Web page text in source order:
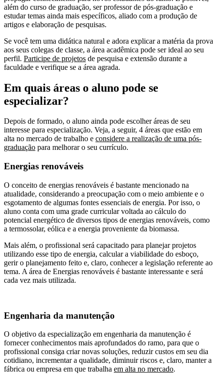
além do curso de graduação, ser professor de pós-graduação e
estudar temas ainda mais específicos, aliado com a produção de
artigos e elaboração de pesquisas.
Se você tem uma didática natural e adora explicar a matéria da prova
aos seus colegas de classe, a área acadêmica pode ser ideal ao seu
perfil. Participe de projetos de pesquisa e extensão durante a
faculdade e verifique se a área agrada.
Em quais áreas o aluno pode se
especializar?
Depois de formado, o aluno ainda pode escolher áreas de seu
interesse para especialização. Veja, a seguir, 4 áreas que estão em
alta no mercado de trabalho e considere a realização de uma pós-
graduação para melhorar o seu currículo.
Energias renováveis
O conceito de energias renováveis é bastante mencionado na
atualidade, considerando a preocupação com o meio ambiente e o
esgotamento de algumas fontes essenciais de energia. Por isso, o
aluno conta com uma grade curricular voltada ao cálculo do
potencial energético de diversos tipos de energias renováveis, como
a termossolar, eólica e a energia proveniente da biomassa.
Mais além, o profissional será capacitado para planejar projetos
utilizando esse tipo de energia, calcular a viabilidade do esboço,
gerir o planejamento feito e, claro, conhecer a legislação referente ao
tema. A área de Energias renováveis é bastante interessante e será
cada vez mais utilizada.
Engenharia da manutenção
O objetivo da especialização em engenharia da manutenção é
fornecer conhecimentos mais aprofundados do ramo, para que o
profissional consiga criar novas soluções, reduzir custos em seu dia
cotidiano, incrementar a qualidade, diminuir riscos e, claro, manter a
fábrica ou empresa em que trabalha em alta no mercado.